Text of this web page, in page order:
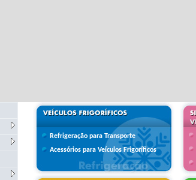
Refrigeração para Transporte
Acessórios para Veículos Frigoríficos